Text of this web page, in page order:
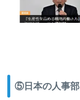
⑤日本の人事部